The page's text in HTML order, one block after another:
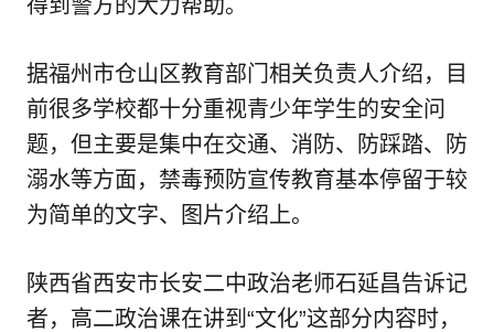
得到警方的大力帮助。
据福州市仓山区教育部门相关负责人介绍，目
前很多学校都十分重视青少年学生的安全问
题，但主要是集中在交通、消防、防踩踏、防
溺水等方面，禁毒预防宣传教育基本停留于较
为简单的文字、图片介绍上。
陕西省西安市长安二中政治老师石延昌告诉记
者，高二政治课在讲到“文化”这部分内容时，